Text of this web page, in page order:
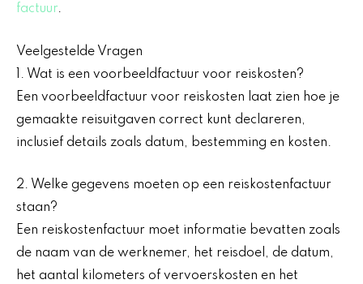
factuur.
Veelgestelde Vragen
1. Wat is een voorbeeldfactuur voor reiskosten?
Een voorbeeldfactuur voor reiskosten laat zien hoe je
gemaakte reisuitgaven correct kunt declareren,
inclusief details zoals datum, bestemming en kosten.
2. Welke gegevens moeten op een reiskostenfactuur
staan?
Een reiskostenfactuur moet informatie bevatten zoals
de naam van de werknemer, het reisdoel, de datum,
het aantal kilometers of vervoerskosten en het